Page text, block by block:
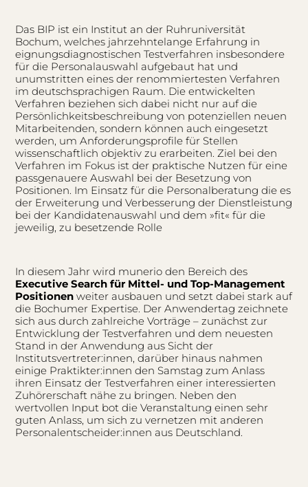
Das BIP ist ein Institut an der Ruhruniversität
Bochum, welches jahrzehntelange Erfahrung in
eignungsdiagnostischen Testverfahren insbesondere
für die Personalauswahl aufgebaut hat und
unumstritten eines der renommiertesten Verfahren
im deutschsprachigen Raum. Die entwickelten
Verfahren beziehen sich dabei nicht nur auf die
Persönlichkeitsbeschreibung von potenziellen neuen
Mitarbeitenden, sondern können auch eingesetzt
werden, um Anforderungsprofile für Stellen
wissenschaftlich objektiv zu erarbeiten. Ziel bei den
Verfahren im Fokus ist der praktische Nutzen für eine
passgenauere Auswahl bei der Besetzung von
Positionen. Im Einsatz für die Personalberatung die es
der Erweiterung und Verbesserung der Dienstleistung
bei der Kandidatenauswahl und dem »fit« für die
jeweilig, zu besetzende Rolle
In diesem Jahr wird munerio den Bereich des
Executive Search für Mittel- und Top-Management
Positionen weiter ausbauen und setzt dabei stark auf
die Bochumer Expertise. Der Anwendertag zeichnete
sich aus durch zahlreiche Vorträge – zunächst zur
Entwicklung der Testverfahren und dem neuesten
Stand in der Anwendung aus Sicht der
Institutsvertreter:innen, darüber hinaus nahmen
einige Praktikter:innen den Samstag zum Anlass
ihren Einsatz der Testverfahren einer interessierten
Zuhörerschaft nähe zu bringen. Neben den
wertvollen Input bot die Veranstaltung einen sehr
guten Anlass, um sich zu vernetzen mit anderen
Personalentscheider:innen aus Deutschland.